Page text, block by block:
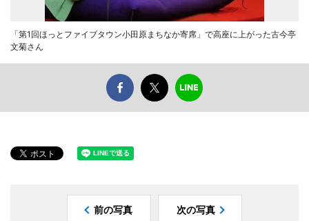
「第1回ほっとファイブタウン小田原まちなか寄席」で高座に上がった古今亭
文菊さん
前の写真 次の写真